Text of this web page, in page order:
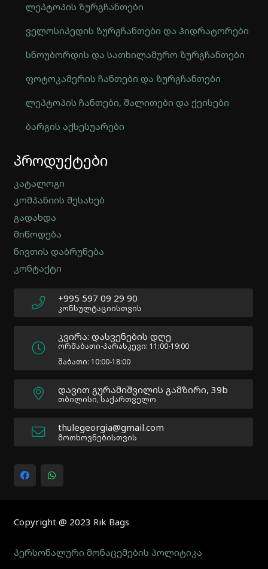
ლეპტოპის ზურგჩანთები
ველოსიპედის ზურგჩანთები და ჰიდრატორები
სნოუბორდის და სათხილამურო ზურგჩანთები
ფოტოკამერის ჩანთები და ზურგჩანთები
ლეპტოპის ჩანთები, შალითები და ქეისები
ბარგის აქსესუარები
Hierarchic
Categories
in
Menu
-
Version
2.0.12
Author:
Atakan
Docs:
https://atakanau.blogspot.com/2021/01/automatic-
menu-
plugin.html
|
Active
Theme:
Impreza
Child
(Impreza-
Parent
(Impreza)
პროდუქტები
კატალოგი
კომპანიის შესახებ
გადახდა
მიწოდება
ნივთის დაბრუნება
კონტაქტი
+995 597 09 29 90
კონსულტაციისთვის
კვირა: დასვენების დღე
ორშაბათი-პარასკევი: 11:00-19:00
შაბათი: 10:00-18:00
დავით გურამიშვილის გამზირი, 39b
თბილისი, საქართველო
thulegeorgia@gmail.com
მოთხოვნებისთვის
Copyright @ 2023 Rik Bags
პერსონალური მონაცემების პოლიტიკა